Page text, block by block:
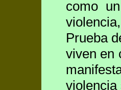
como
Prueba
viven en
violencia